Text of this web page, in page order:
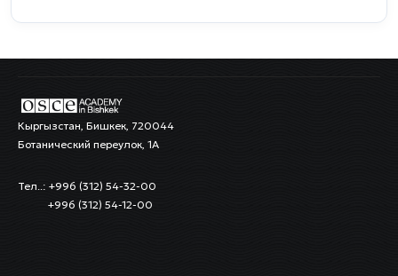
Кыргызстан, Бишкек, 720044
Ботанический переулок, 1А
Тел..: +996 (312) 54-32-00
+996 (312) 54-12-00